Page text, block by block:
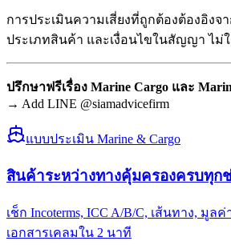
การประเมินความเสี่ยงที่ถูกต้องต้องอิงจ
ประเภทสินค้า และเงื่อนไขในสัญญา ไม่
ปรึกษาฟรีเรื่อง Marine Cargo และ
→ Add LINE @siamadvicefirm
แบบประเมิน Marine & Cargo
สินค้าระหว่างทางคุ้มครองครบทุก
เช็ก Incoterms, ICC A/B/C, เส้นทาง, มูล
เอกสารเคลมใน 2 นาที